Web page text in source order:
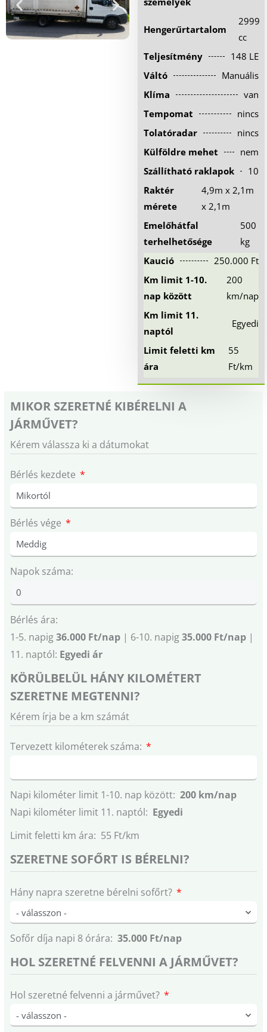
Hűtőautó bérlés
Feltételek
Szolgáltatások
Gy.i.k.
Kapcsolat
Hengerűrtartalom
2999
cc
Teljesítmény
148 LE
Váltó
Manuális
Klíma
van
Tempomat
nincs
Tolatóradar
nincs
Külföldre mehet
nem
Szállítható raklapok
10
Raktér
mérete
4,9m x 2,1m
x 2,1m
Emelőhátfal
terhelhetősége
500
kg
Kaució
250.000 Ft
Km limit 1-10.
nap között
200
km/nap
Km limit 11.
naptól
Egyedi
Limit feletti km
ára
55
Ft/km
MIKOR SZERETNÉ KIBÉRELNI A
JÁRMŰVET?
Kérem válassza ki a dátumokat
Bérlés kezdete
Bérlés vége
Napok száma:
Bérlés ára:
1-5. napig36.000 Ft/nap | 6-10. napig35.000 Ft/nap |
11. naptól: Egyedi ár
KÖRÜLBELÜL HÁNY KILOMÉTERT
SZERETNE MEGTENNI?
Kérem írja be a km számát
Tervezett kilométerek száma:
Napi kilométer limit 1-10. nap között: 200 km/nap
Napi kilométer limit 11. naptól: Egyedi
Limit feletti km ára: 55 Ft/km
SZERETNE SOFŐRT IS BÉRELNI?
Hány napra szeretne bérelni sofőrt?
Sofőr díja napi 8 órára: 35.000 Ft/nap
HOL SZERETNÉ FELVENNI A JÁRMŰVET?
Hol szeretné felvenni a járművet?